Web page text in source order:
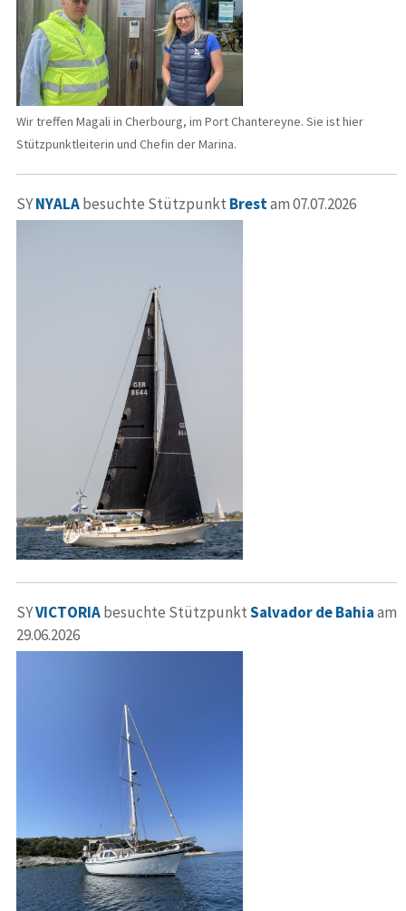
Wir treffen Magali in Cherbourg, im Port Chantereyne. Sie ist hier
Stützpunktleiterin und Chefin der Marina.
SYNYALAbesuchte Stützpunkt Brestam 07.07.2026
SYVICTORIAbesuchte StützpunktSalvador de Bahiaam
29.06.2026